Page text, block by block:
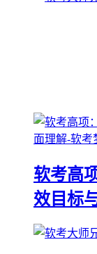
软考高
效目标